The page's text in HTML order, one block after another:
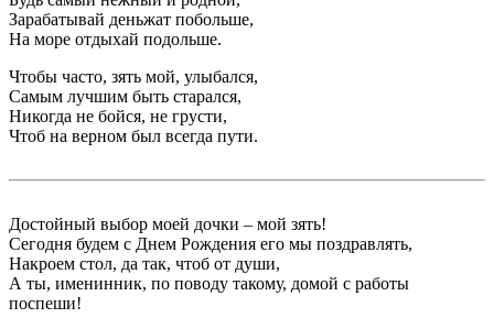
Зарабатывай деньжат побольше,
На море отдыхай подольше.
Чтобы часто, зять мой, улыбался,
Самым лучшим быть старался,
Никогда не бойся, не грусти,
Чтоб на верном был всегда пути.
Достойный выбор моей дочки – мой зять!
Сегодня будем с Днем Рождения его мы поздравлять,
Накроем стол, да так, чтоб от души,
А ты, именинник, по поводу такому, домой с работы
поспеши!